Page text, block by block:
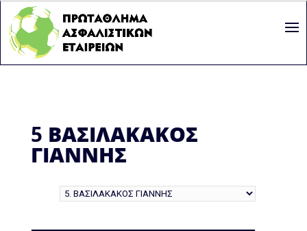
5 ΒΑΣΙΛΑΚΑΚΟΣ
ΓΙΑΝΝΗΣ